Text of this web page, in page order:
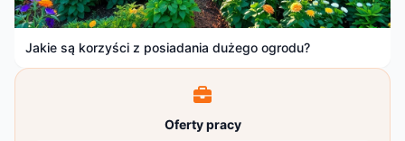
Jakie są korzyści z posiadania dużego ogrodu?
Oferty pracy